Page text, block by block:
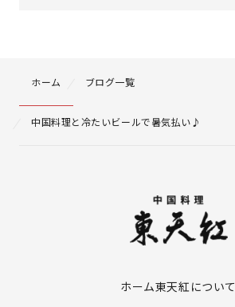
ホーム ブログ一覧
中国料理と冷たいビールで暑気払い♪
ホーム東天紅について